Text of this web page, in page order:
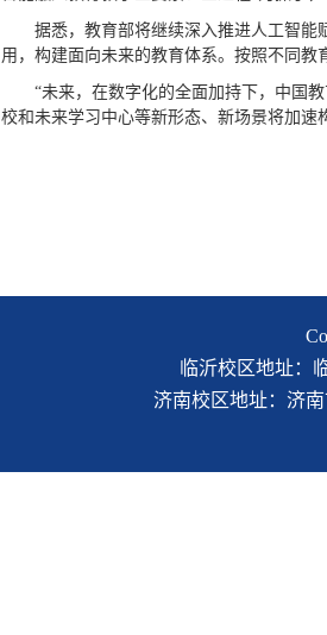
据悉，教育部将继续深入推进人工智能
用，构建面向未来的教育体系。按照不同
“未来，在数字化的全面加持下，中国
校和未来学习中心等新形态、新场景将加速
临沂校区地址：
济南校区地址：济南